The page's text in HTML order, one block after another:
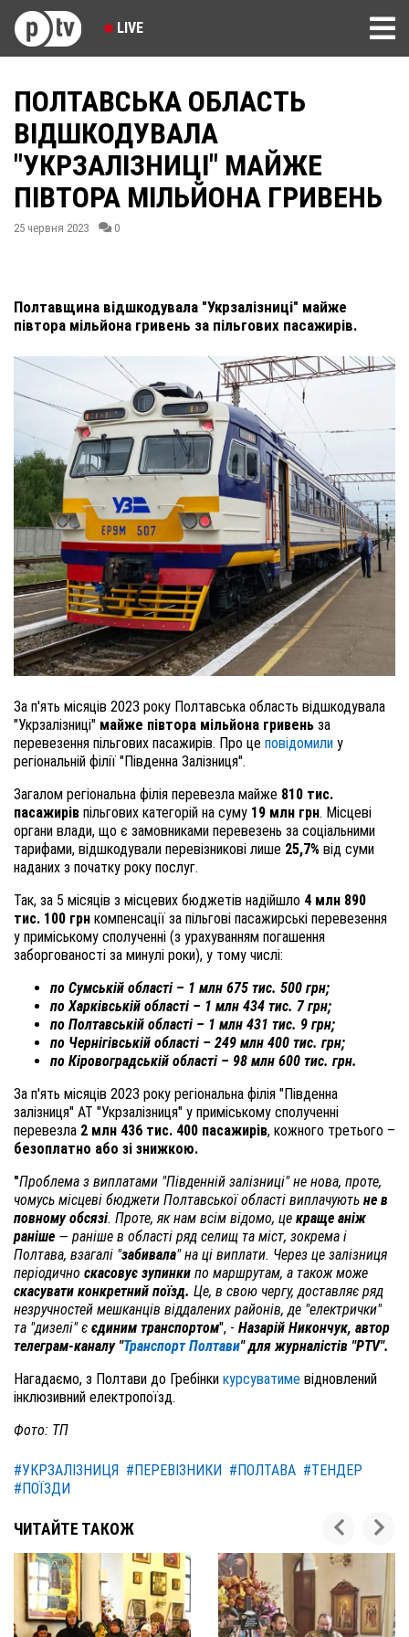
LIVE
ПОЛТАВСЬКА ОБЛАСТЬ
ВІДШКОДУВАЛА
"УКРЗАЛІЗНИЦІ" МАЙЖЕ
ПІВТОРА МІЛЬЙОНА ГРИВЕНЬ
25 червня 2023 0
Полтавщина відшкодувала "Укрзалізниці" майже
півтора мільйона гривень за пільгових пасажирів.
За п'ять місяців 2023 року Полтавська область відшкодувала
"Укрзалізниці" майже півтора мільйона гривень за
перевезення пільгових пасажирів. Про це повідомили у
регіональній філії "Південна Залізниця".
Загалом регіональна філія перевезла майже 810 тис.
пасажирів пільгових категорій на суму 19 млн грн. Місцеві
органи влади, що є замовниками перевезень за соціальними
тарифами, відшкодували перевізникові лише 25,7% від суми
наданих з початку року послуг.
Так, за 5 місяців з місцевих бюджетів надійшло 4 млн 890
тис. 100 грн компенсації за пільгові пасажирські перевезення
у приміському сполученні (з урахуванням погашення
заборгованості за минулі роки), у тому числі:
по Сумській області – 1 млн 675 тис. 500 грн;
по Харківській області – 1 млн 434 тис. 7 грн;
по Полтавській області – 1 млн 431 тис. 9 грн;
по Чернігівській області – 249 млн 400 тис. грн;
по Кіровоградській області – 98 млн 600 тис. грн.
За п'ять місяців 2023 року регіональна філія "Південна
залізниця" АТ "Укрзалізниця" у приміському сполученні
перевезла 2 млн 436 тис. 400 пасажирів, кожного третього –
безоплатно або зі знижкою.
"Проблема з виплатами "Південній залізниці" не нова, проте,
чомусь місцеві бюджети Полтавської області виплачують не в
повному обсязі. Проте, як нам всім відомо, це краще аніж
раніше — раніше в області ряд селищ та міст, зокрема і
Полтава, взагалі "забивала" на ці виплати. Через це залізниця
періодично скасовує зупинки по маршрутам, а також може
скасувати конкретний поїзд. Це, в свою чергу, доставляє ряд
незручностей мешканців віддалених районів, де "електрички"
та "дизелі" є єдиним транспортом", - Назарій Никончук, автор
телеграм-каналу "Транспорт Полтави" для журналістів "PTV".
Нагадаємо, з Полтави до Гребінки курсуватиме відновлений
інклюзивний електропоїзд.
Фото: ТП
#УКРЗАЛІЗНИЦЯ #ПЕРЕВІЗНИКИ #ПОЛТАВА #ТЕНДЕР
#ПОЇЗДИ
ЧИТАЙТЕ ТАКОЖ